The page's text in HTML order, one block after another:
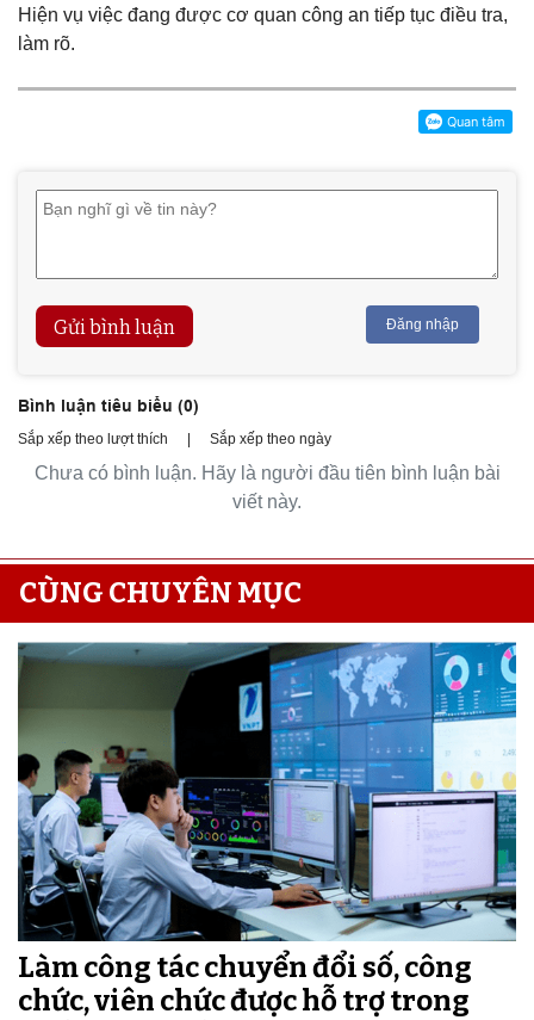
Hiện vụ việc đang được cơ quan công an tiếp tục điều tra,
làm rõ.
Gửi bình luận Đăng nhập
Bình luận tiêu biểu (0)
Sắp xếp theo lượt thích Sắp xếp theo ngày
Chưa có bình luận. Hãy là người đầu tiên bình luận bài
viết này.
CÙNG CHUYÊN MỤC
Làm công tác chuyển đổi số, công
chức, viên chức được hỗ trợ trong